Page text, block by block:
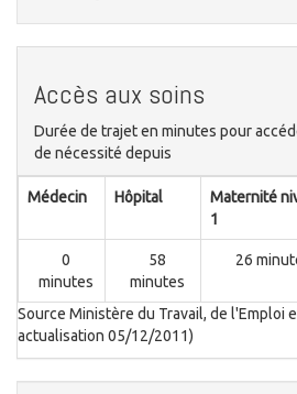
Accès aux soins
Durée de trajet en minutes pour
de nécessité depuis
Médecin Hôpital
Maternité
1
0
minutes
58
minutes
26
Source Ministère du Travail, de l'Emploi
actualisation 05/12/2011)